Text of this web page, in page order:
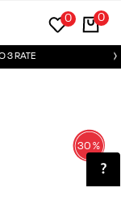
0
0
3 RATE
30%